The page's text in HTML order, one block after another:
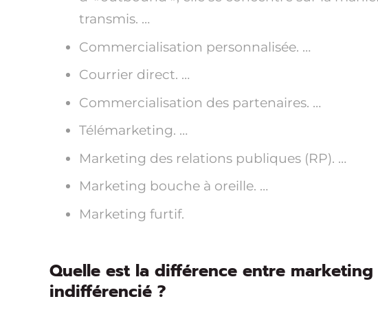
transmis. …
Commercialisation personnalisée. …
Courrier direct. …
Commercialisation des partenaires. …
Télémarketing. …
Marketing des relations publiques (RP). …
Marketing bouche à oreille. …
Marketing furtif.
Quelle est la différence entre
indifférencié ?